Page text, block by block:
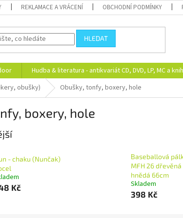
REKLAMACE A VRÁCENÍ OBCHODNÍ PODMÍNKY
HLEDAT
Hudba & literatura - antikvariát CD, DVD, LP, MC a
obušky) Obušky, tonfy, boxery, hole
boxery, hole
- chaku (Nunčak)
Kč
Baseballová
MFH 26
hnědá 66cm
Skladem
398 Kč